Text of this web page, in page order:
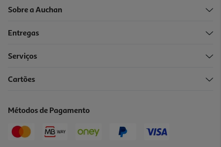
Sobre a Auchan
Entregas
Serviços
Cartões
Métodos de Pagamento